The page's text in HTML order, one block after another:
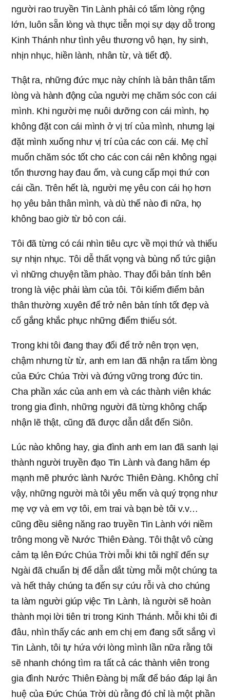
người rao truyền Tin Lành phải có tấm lòng rộng
lớn, luôn sẵn lòng và thực tiễn mọi sự dạy dỗ trong
Kinh Thánh như tình yêu thương vô hạn, hy sinh,
nhịn nhục, hiền lành, nhân từ, và tiết độ.
Thật ra, những đức mục này chính là bản thân tấm
lòng và hành động của người mẹ chăm sóc con cái
mình. Khi người mẹ nuôi dưỡng con cái mình, họ
không đặt con cái mình ở vị trí của mình, nhưng lại
đặt mình xuống như vị trí của các con cái. Mẹ chỉ
muốn chăm sóc tốt cho các con cái nên không ngại
tổn thương hay đau ốm, và cung cấp mọi thứ con
cái cần. Trên hết là, người mẹ yêu con cái họ hơn
họ yêu bản thân mình, và dù thế nào đi nữa, họ
không bao giờ từ bỏ con cái.
Tôi đã từng có cái nhìn tiêu cực về mọi thứ và thiếu
sự nhịn nhục. Tôi dễ thất vọng và bùng nổ tức giận
vì những chuyện tầm phào. Thay đổi bản tính bên
trong là việc phải làm của tôi. Tôi kiểm điểm bản
thân thường xuyên để trở nên bản tính tốt đẹp và
cố gắng khắc phục những điểm thiếu sót.
Trong khi tôi đang thay đổi để trở nên trọn vẹn,
chậm nhưng từ từ, anh em Ian đã nhận ra tấm lòng
của Đức Chúa Trời và đứng vững trong đức tin.
Cha phần xác của anh em và các thành viên khác
trong gia đình, những người đã từng không chấp
nhận lẽ thật, cũng đã được dẫn dắt đến Siôn.
Lúc nào không hay, gia đình anh em Ian đã sanh lại
thành người truyền đạo Tin Lành và đang hãm ép
mạnh mẽ phước lành Nước Thiên Đàng. Không chỉ
vậy, những người mà tôi yêu mến và quý trọng như
mẹ vợ và em vợ tôi, em trai và bạn bè tôi v.v…
cũng đều siêng năng rao truyền Tin Lành với niềm
trông mong về Nước Thiên Đàng. Tôi thật vô cùng
cảm tạ lên Đức Chúa Trời mỗi khi tôi nghĩ đến sự
Ngài đã chuẩn bị để dẫn dắt từng mỗi một chúng ta
và hết thảy chúng ta đến sự cứu rỗi và cho chúng
ta làm người giúp việc Tin Lành, là người sẽ hoàn
thành mọi lời tiên tri trong Kinh Thánh. Mỗi khi tôi đi
đâu, nhìn thấy các anh em chị em đang sốt sắng vì
Tin Lành, tôi tự hứa với lòng mình lần nữa rằng tôi
sẽ nhanh chóng tìm ra tất cả các thành viên trong
gia đình Nước Thiên Đàng bị mất để báo đáp lại ân
huệ của Đức Chúa Trời dù rằng đó chỉ là một phần